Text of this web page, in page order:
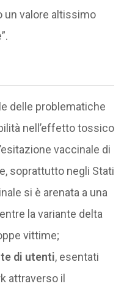
un valore altissimo
delle problematiche
nell’effetto tossico
vaccinale di
soprattutto negli Stati
si è arenata a una
la variante delta
vittime;
di utenti, esentati
attraverso il